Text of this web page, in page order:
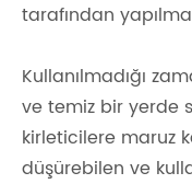
tarafından
Kullanılmadığı
ve temiz bir yerde
kirleticilere maruz
düşürebilen ve